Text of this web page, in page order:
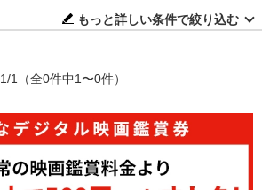
もっと詳しい条件で絞り込む
1/1 （全0件中1〜0件）